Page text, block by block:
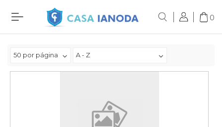
0
50 por página A - Z